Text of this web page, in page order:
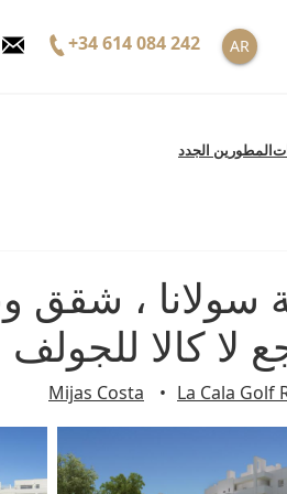
+34 614 084 242 AR
المطورين الجدد
سولانا ، شقق
لا كالا
Mijas Costa La Cala Golf